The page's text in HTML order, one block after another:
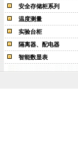
安全存储柜系列
温度测量
实验台柜
隔离器、配电器
智能数显表